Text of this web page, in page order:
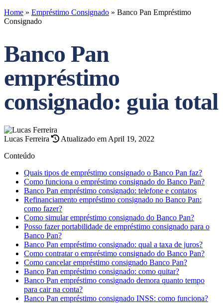
Home » Empréstimo Consignado » Banco Pan Empréstimo
Consignado
Banco Pan
empréstimo
consignado: guia total
Lucas Ferreira
Atualizado em April 19, 2022
Conteúdo
Quais tipos de empréstimo consignado o Banco Pan faz?
Como funciona o empréstimo consignado do Banco Pan?
Banco Pan empréstimo consignado: telefone e contatos
Refinanciamento empréstimo consignado no Banco Pan:
como fazer?
Como simular empréstimo consignado do Banco Pan?
Posso fazer portabilidade de empréstimo consignado para o
Banco Pan?
Banco Pan empréstimo consignado: qual a taxa de juros?
Como contratar o empréstimo consignado do Banco Pan?
Como cancelar empréstimo consignado Banco Pan?
Banco Pan empréstimo consignado: como quitar?
Banco Pan empréstimo consignado demora quanto tempo
para cair na conta?
Banco Pan empréstimo consignado INSS: como funciona?